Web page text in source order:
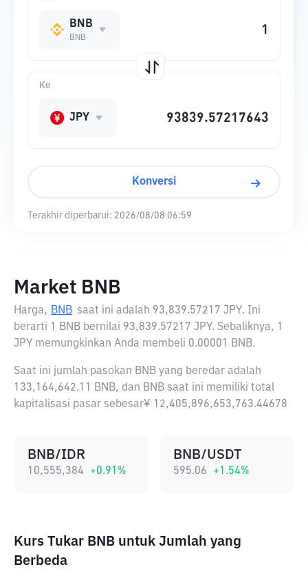
BNB
BNB
Ke
JPY
Konversi
Terakhir diperbarui: 2026/08/08 06:59
Market BNB
Harga, BNB saat ini adalah 93,839.57217 JPY. Ini
berarti 1 BNB bernilai 93,839.57217 JPY. Sebaliknya, 1
JPY memungkinkan Anda membeli 0.00001 BNB.
Saat ini jumlah pasokan BNB yang beredar adalah
133,164,642.11 BNB, dan BNB saat ini memiliki total
kapitalisasi pasar sebesar¥ 12,405,896,653,763.44678
BNB/IDR
10,555,384 +0.91 %
BNB/USDT
595.06 +1.54%
Kurs Tukar BNB untuk Jumlah yang
Berbeda